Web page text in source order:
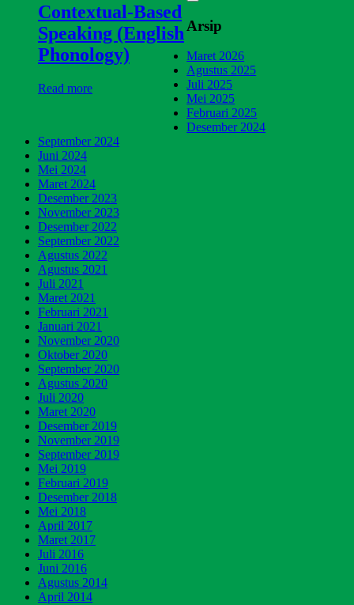
Contextual-Based
Speaking (English
Phonology)
Read more
Arsip
Maret 2026
Agustus 2025
Juli 2025
Mei 2025
Februari 2025
Desember 2024
September 2024
Juni 2024
Mei 2024
Maret 2024
Desember 2023
November 2023
Desember 2022
September 2022
Agustus 2022
Agustus 2021
Juli 2021
Maret 2021
Februari 2021
Januari 2021
November 2020
Oktober 2020
September 2020
Agustus 2020
Juli 2020
Maret 2020
Desember 2019
November 2019
September 2019
Mei 2019
Februari 2019
Desember 2018
Mei 2018
April 2017
Maret 2017
Juli 2016
Juni 2016
Agustus 2014
April 2014